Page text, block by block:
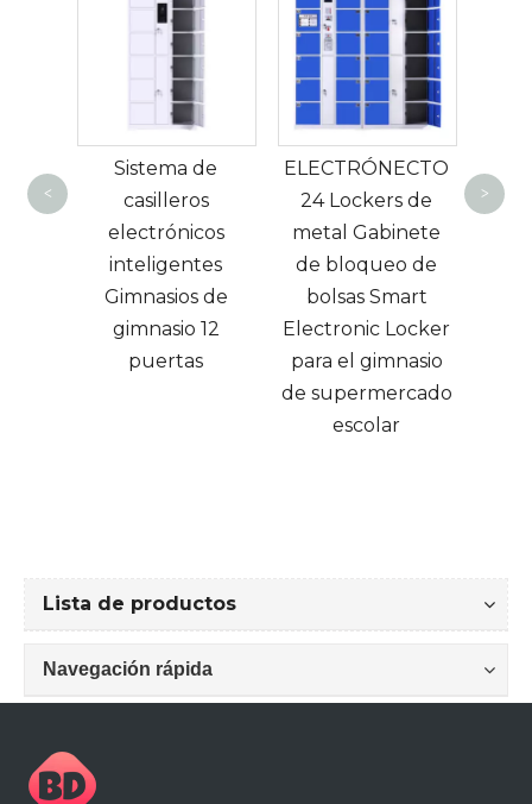
ELECTRÓNECTO
24 Lockers de
metal Gabinete
de bloqueo de
bolsas Smart
Electronic Locker
para el gimnasio
Camas de hotel
modernas de un
solo tamaño de
metal para ventas
< >
Lista de productos
Navegación rápida